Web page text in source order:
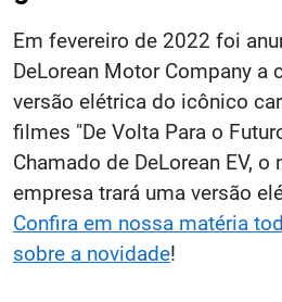
Em fevereiro de 2022 foi
DeLorean Motor Company a
versão elétrica do icônico
filmes "De Volta Para o
Chamado de DeLorean EV,
empresa trará uma versão
Confira em nossa matéria
sobre a novidade!